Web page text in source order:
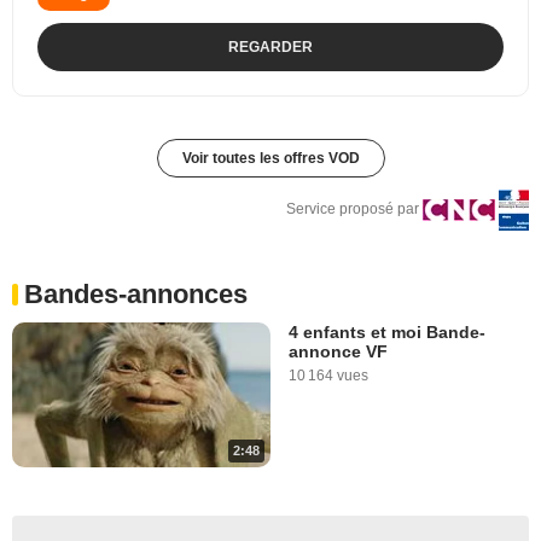
REGARDER
Voir toutes les offres VOD
Service proposé par
Bandes-annonces
2:48
4 enfants et moi Bande-
annonce VF
10 164 vues